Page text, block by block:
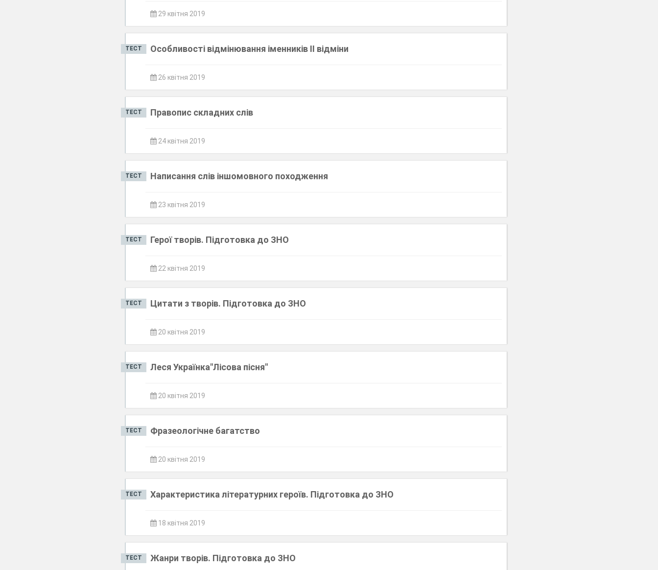
29 квітня 2019
ТЕСТ Особливості відмінювання іменників II відміни
26 квітня 2019
ТЕСТ Правопис складних слів
24 квітня 2019
ТЕСТ Написання слів іншомовного походження
23 квітня 2019
ТЕСТ Герої творів. Підготовка до ЗНО
22 квітня 2019
ТЕСТ Цитати з творів. Підготовка до ЗНО
20 квітня 2019
ТЕСТ Леся Українка"Лісова пісня"
20 квітня 2019
ТЕСТ Фразеологічне багатство
20 квітня 2019
ТЕСТ Характеристика літературних героїв. Підготовка до ЗНО
18 квітня 2019
ТЕСТ Жанри творів. Підготовка до ЗНО